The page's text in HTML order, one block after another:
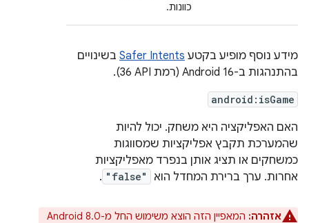
כוונות.
מידע נוסף מופיע בקטע Safer Intents בשינויים
בהתנהגות ב-Android 16 (רמת API‏ 36).
android:isGame
האם האפליקציה היא משחק. יכול להיות
שהמערכת תקבץ אפליקציות שמסווגות
כמשחקים או תציג אותן בנפרד מאפליקציות
אחרות. ערך ברירת המחדל הוא
"false"
.
אזהרה:
המאפיין הזה הוצא משימוש החל מ-Android 8.0